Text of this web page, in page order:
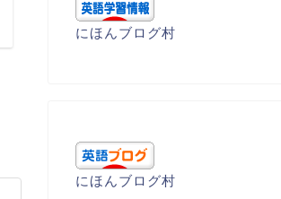
expose さらす
2023年4月22日
にほんブログ村
にほんブログ村